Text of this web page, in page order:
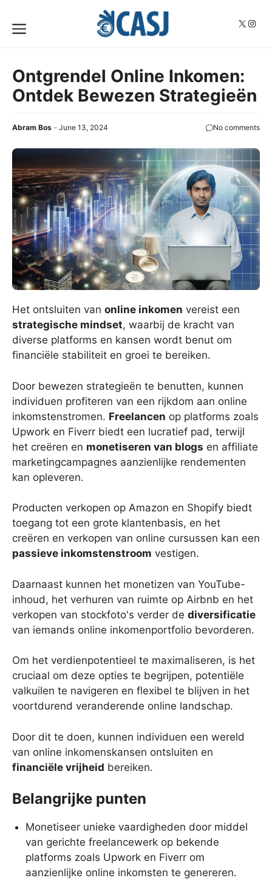
content
X
Menu
Ontgrendel Online Inkomen:
Ontdek Bewezen Strategieën
Abram Bos June 13, 2024 No comments
Het ontsluiten van online inkomen vereist een
strategische mindset, waarbij de kracht van
diverse platforms en kansen wordt benut om
financiële stabiliteit en groei te bereiken.
Door bewezen strategieën te benutten, kunnen
individuen profiteren van een rijkdom aan online
inkomstenstromen. Freelancen op platforms zoals
Upwork en Fiverr biedt een lucratief pad, terwijl
het creëren en monetiseren van blogs en affiliate
marketingcampagnes aanzienlijke rendementen
kan opleveren.
Producten verkopen op Amazon en Shopify biedt
toegang tot een grote klantenbasis, en het
creëren en verkopen van online cursussen kan een
passieve inkomstenstroom vestigen.
Daarnaast kunnen het monetizen van YouTube-
inhoud, het verhuren van ruimte op Airbnb en het
verkopen van stockfoto's verder de diversificatie
van iemands online inkomenportfolio bevorderen.
Om het verdienpotentieel te maximaliseren, is het
cruciaal om deze opties te begrijpen, potentiële
valkuilen te navigeren en flexibel te blijven in het
voortdurend veranderende online landschap.
Door dit te doen, kunnen individuen een wereld
van online inkomenskansen ontsluiten en
financiële vrijheid bereiken.
Belangrijke punten
Monetiseer unieke vaardigheden door middel
van gerichte freelancewerk op bekende
platforms zoals Upwork en Fiverr om
aanzienlijke online inkomsten te genereren.